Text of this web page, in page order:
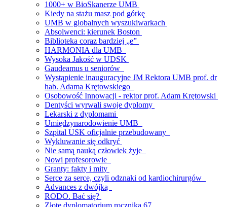
1000+ w BioSkanerze UMB
Kiedy na stażu masz pod górkę
UMB w globalnych wyszukiwarkach
Absolwenci: kierunek Boston
Biblioteka coraz bardziej „e”
HARMONIA dla UMB
Wysoka Jakość w UDSK
Gaudeamus u seniorów
Wystąpienie inauguracyjne JM Rektora UMB prof. dr
hab. Adama Krętowskiego
Osobowość Innowacji - rektor prof. Adam Krętowski
Dentyści wyrwali swoje dyplomy
Lekarski z dyplomami
Umiędzynarodowienie UMB
Szpital USK oficjalnie przebudowany
Wykluwanie się odkryć
Nie samą nauką człowiek żyje
Nowi profesorowie
Granty: fakty i mity
Serce za serce, czyli odznaki od kardiochirurgów
Advances z dwójką
RODO. Bać się?
Złote dyplomatorium rocznika 67